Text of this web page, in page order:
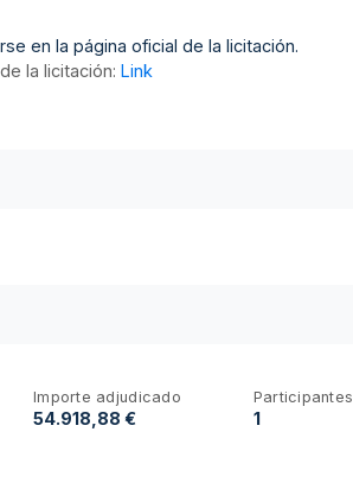
en la página oficial de la licitación.
la licitación: Link
Importe adjudicado
54.918,88 €
Participantes
1